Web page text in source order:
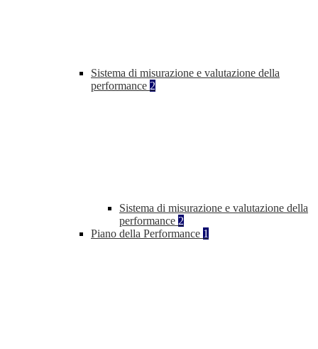
Sistema di misurazione e valutazione della
performance 2
Sistema di misurazione e valutazione della
performance 2
Piano della Performance 1